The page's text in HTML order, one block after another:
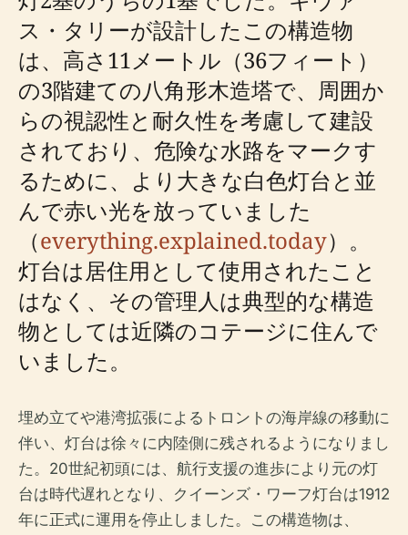
ス・タリーが設計したこの構造物
は、高さ11メートル（36フィート）
の3階建ての八角形木造塔で、周囲か
らの視認性と耐久性を考慮して建設
されており、危険な水路をマークす
るために、より大きな白色灯台と並
んで赤い光を放っていました
（everything.explained.today）。
灯台は居住用として使用されたこと
はなく、その管理人は典型的な構造
物としては近隣のコテージに住んで
いました。
埋め立てや港湾拡張によるトロントの海岸線の移動に
伴い、灯台は徐々に内陸側に残されるようになりまし
た。20世紀初頭には、航行支援の進歩により元の灯
台は時代遅れとなり、クイーンズ・ワーフ灯台は1912
年に正式に運用を停止しました。この構造物は、